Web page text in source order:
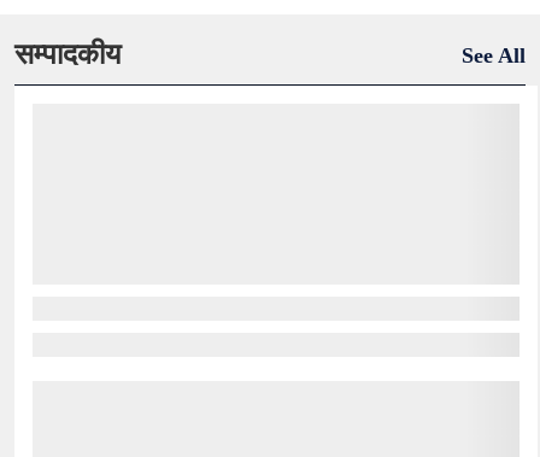
सम्पादकीय See All